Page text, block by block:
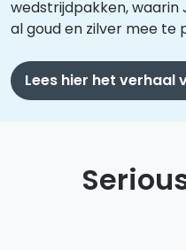
wedstrijdpakken, waarin
al goud en zilver mee te
Lees hier het verhaal